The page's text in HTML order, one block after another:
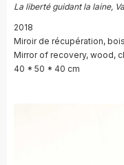
La liberté guidant la laine,
2018
Miroir de récupération,
Mirror of recovery, wood,
40 * 50 * 40 cm